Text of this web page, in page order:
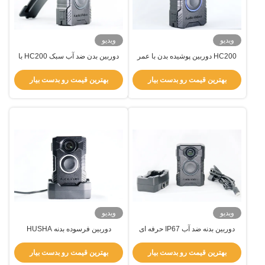
ویدیو
HC200 دوربین پوشیده بدن با عمر
HDR برای اجرای قانون
بهترین قیمت رو بدست بیار
ویدیو
دوربین بدن ضد آب سبک HC200 با
طولانی
بهترین قیمت رو بدست بیار
ویدیو
دوربین بدنه ضد آب IP67 حرفه ای
تست سقوط 2 متر
بهترین قیمت رو بدست بیار
ویدیو
دوربین فرسوده بدنه HUSHA
فعال‌سازی ضد آب و بی‌سیم برای
بهترین قیمت رو بدست بیار